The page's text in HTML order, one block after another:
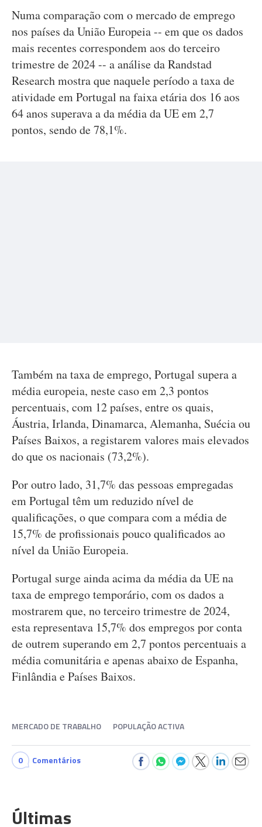
Numa comparação com o mercado de emprego
nos países da União Europeia -- em que os dados
mais recentes correspondem aos do terceiro
trimestre de 2024 -- a análise da Randstad
Research mostra que naquele período a taxa de
atividade em Portugal na faixa etária dos 16 aos
64 anos superava a da média da UE em 2,7
pontos, sendo de 78,1%.
Também na taxa de emprego, Portugal supera a
média europeia, neste caso em 2,3 pontos
percentuais, com 12 países, entre os quais,
Áustria, Irlanda, Dinamarca, Alemanha, Suécia ou
Países Baixos, a registarem valores mais elevados
do que os nacionais (73,2%).
Por outro lado, 31,7% das pessoas empregadas
em Portugal têm um reduzido nível de
qualificações, o que compara com a média de
15,7% de profissionais pouco qualificados ao
nível da União Europeia.
Portugal surge ainda acima da média da UE na
taxa de emprego temporário, com os dados a
mostrarem que, no terceiro trimestre de 2024,
esta representava 15,7% dos empregos por conta
de outrem superando em 2,7 pontos percentuais a
média comunitária e apenas abaixo de Espanha,
Finlândia e Países Baixos.
MERCADO DE TRABALHO POPULAÇÃO ACTIVA
0 Comentários
Últimas